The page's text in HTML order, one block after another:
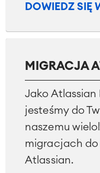
DOWIEDZ SIĘ
MIGRACJA
Jako Atlassian
jesteśmy do
naszemu
migracjach do
Atlassian.